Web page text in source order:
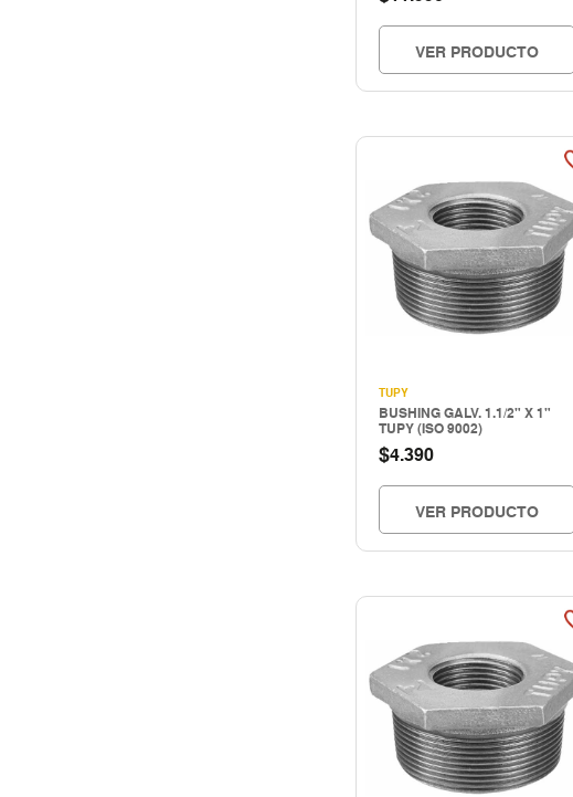
VER PRODUCTO
TUPY
BUSHING GALV. 1.1/2" X 1"
TUPY (ISO 9002)
$4.390
VER PRODUCTO